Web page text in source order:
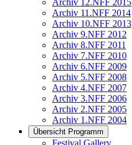
Archiv 11.NFF 2014
Archiv 10.NFF 2013
Archiv 9.NFF 2012
Archiv 8.NFF 2011
Archiv 7.NFF 2010
Archiv 6.NFF 2009
Archiv 5.NFF 2008
Archiv 4.NFF 2007
Archiv 3.NFF 2006
Archiv 2.NFF 2005
Archiv 1.NFF 2004
Übersicht Programm
Festival Gallery